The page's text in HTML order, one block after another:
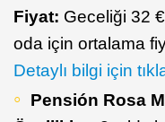
Fiyat: Geceliği 32
oda için ortalama
Detaylı bilgi için
Pensión Rosa